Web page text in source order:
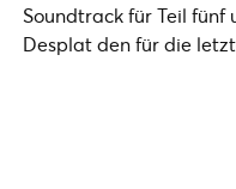
Soundtrack für Teil fünf
Desplat den für die